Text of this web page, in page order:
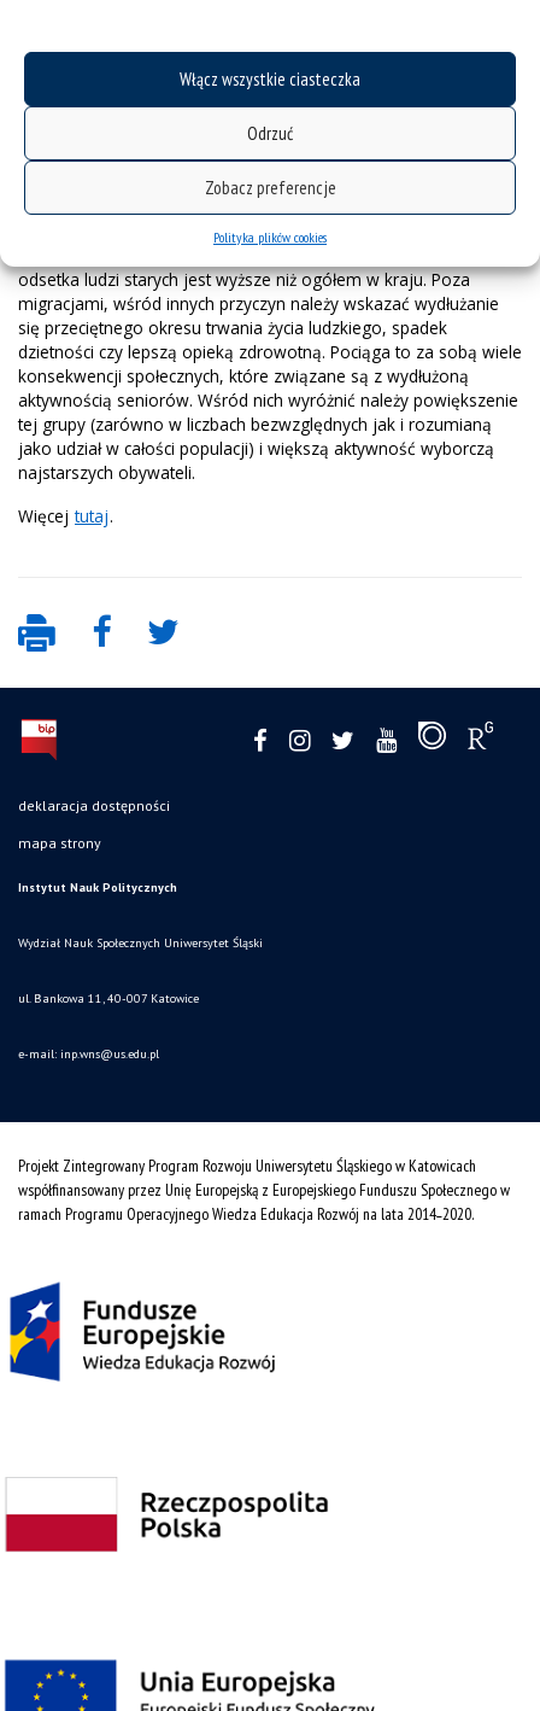
Włącz wszystkie ciasteczka
Odrzuć
Zobacz preferencje
Polityka plików cookies
się większe, niż uprzednio zakładano (Błędowski et al. 2012;
Markiewicz and Skawina 2015). Składa się na to kilka przyczyn, z
których w Polsce wśród istotnych jest skala procesów
migracyjnych. W następstwie poszukiwania przez młodych ludzi
zatrudnienia poza granicami kraju dochodzi nie tylko do
przyspieszenia tempa wzrostu odsetka ludzi starych w
społeczeństwie, ale i do zwiększenia dysproporcji między
poszczególnymi regionami kraju. Szczególnie w słabiej
odsetka ludzi starych jest wyższe niż ogółem w kraju. Poza
migracjami, wśród innych przyczyn należy wskazać wydłużanie
się przeciętnego okresu trwania życia ludzkiego, spadek
dzietności czy lepszą opieką zdrowotną. Pociąga to za sobą wiele
konsekwencji społecznych, które związane są z wydłużoną
aktywnością seniorów. Wśród nich wyróżnić należy powiększenie
tej grupy (zarówno w liczbach bezwzględnych jak i rozumianą
jako udział w całości populacji) i większą aktywność wyborczą
najstarszych obywateli.
Więcej tutaj.
deklaracja dostępności
mapa strony
Instytut Nauk Politycznych
Wydział Nauk Społecznych Uniwersytet Śląski
ul. Bankowa 11, 40-007 Katowice
e-mail: inp.wns@us.edu.pl
Projekt Zintegrowany Program Rozwoju Uniwersytetu Śląskiego w Katowicach
współfinansowany przez Unię Europejską z Europejskiego Funduszu Społecznego w
ramach Programu Operacyjnego Wiedza Edukacja Rozwój na lata 2014˗2020.